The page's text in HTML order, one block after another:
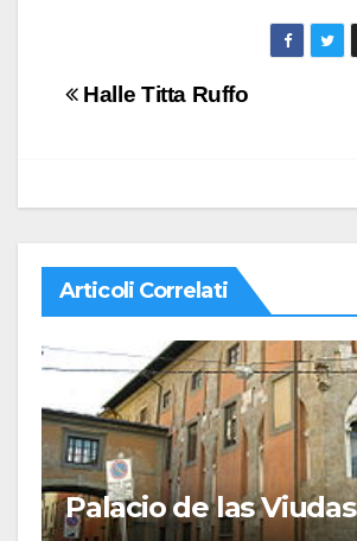
Navigazione
Halle Titta Ruffo
Articoli Correlati
Palacio de las Viudas